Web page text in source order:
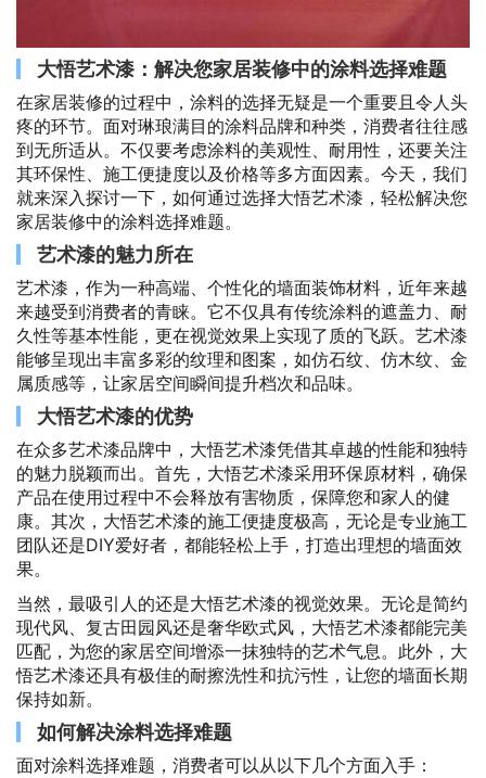
大悟艺术漆：解决您家居装修中的涂料选择难题
在家居装修的过程中，涂料的选择无疑是一个重要且令人头
疼的环节。面对琳琅满目的涂料品牌和种类，消费者往往感
到无所适从。不仅要考虑涂料的美观性、耐用性，还要关注
其环保性、施工便捷度以及价格等多方面因素。今天，我们
就来深入探讨一下，如何通过选择大悟艺术漆，轻松解决您
家居装修中的涂料选择难题。
艺术漆的魅力所在
艺术漆，作为一种高端、个性化的墙面装饰材料，近年来越
来越受到消费者的青睐。它不仅具有传统涂料的遮盖力、耐
久性等基本性能，更在视觉效果上实现了质的飞跃。艺术漆
能够呈现出丰富多彩的纹理和图案，如仿石纹、仿木纹、金
属质感等，让家居空间瞬间提升档次和品味。
大悟艺术漆的优势
在众多艺术漆品牌中，大悟艺术漆凭借其卓越的性能和独特
的魅力脱颖而出。首先，大悟艺术漆采用环保原材料，确保
产品在使用过程中不会释放有害物质，保障您和家人的健
康。其次，大悟艺术漆的施工便捷度极高，无论是专业施工
团队还是DIY爱好者，都能轻松上手，打造出理想的墙面效
果。
当然，最吸引人的还是大悟艺术漆的视觉效果。无论是简约
现代风、复古田园风还是奢华欧式风，大悟艺术漆都能完美
匹配，为您的家居空间增添一抹独特的艺术气息。此外，大
悟艺术漆还具有极佳的耐擦洗性和抗污性，让您的墙面长期
保持如新。
如何解决涂料选择难题
面对涂料选择难题，消费者可以从以下几个方面入手：